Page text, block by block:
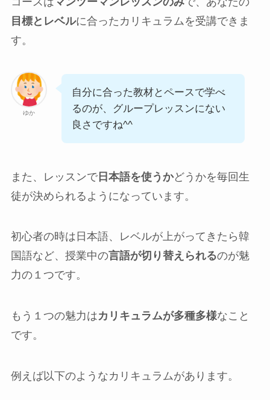
目標とレベルに合ったカリキュラムを受講できま
す。
ゆか
自分に合った教材とペースで学べ
るのが、グループレッスンにない
良さですね^^
また、レッスンで日本語を使うかどうかを毎回生
徒が決められるようになっています。
初心者の時は日本語、レベルが上がってきたら韓
国語など、授業中の言語が切り替えられるのが魅
力の１つです。
もう１つの魅力はカリキュラムが多種多様なこと
です。
例えば以下のようなカリキュラムがあります。